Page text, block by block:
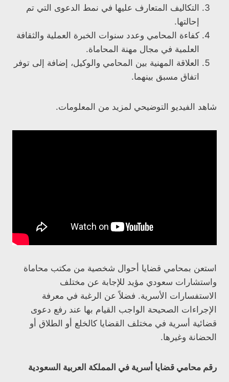
التكاليف المتعارف عليها في نمط الدعوى التي تم
إحالتها.
كفاءة المحامي وعدد سنوات الخبرة العملية والثقافة
العلمية في مجال مهنة المحاماة.
العلاقة المهنية بين المحامي والوكيل، إضافة إلى توفر
اتفاق مسبق بينهما.
شاهد الفيديو التوضيحي لمزيد من المعلومات.
استعن بمحامي قضايا أحوال شخصية من مكتب محاماة
واستشارات سعودي مؤيد للإجابة عن مختلف
الاستفسارات الأسرية. فضلاً عن الرغبة في معرفة
الإجراءات الصحيحة الواجب القيام بها عند رفع دعوى
قضائية أسرية في مختلف القضايا كالخلع أو الطلاق أو
الحضانة وغيرها.
رقم محامي قضايا أسرية في المملكة العربية السعودية